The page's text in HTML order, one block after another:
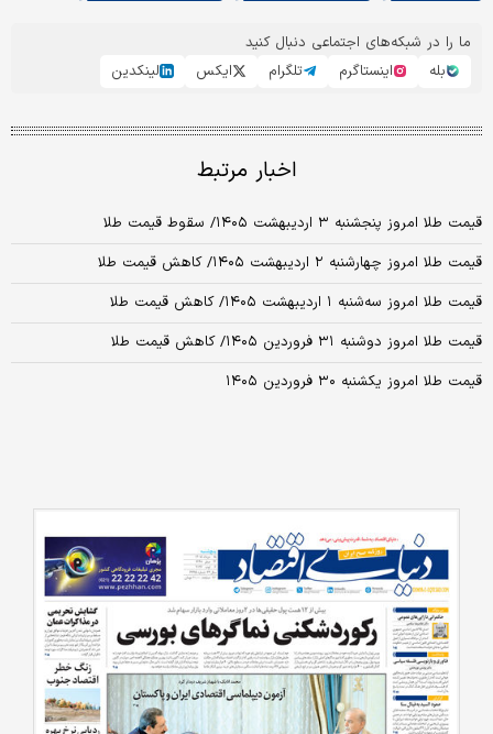
ما را در شبکه‌های اجتماعی دنبال کنید
بله
اینستاگرم تلگرام ایکس لینکدین
اخبار مرتبط
قیمت طلا امروز پنجشنبه ۳ اردیبهشت ۱۴۰۵/ سقوط قیمت طلا
قیمت طلا امروز چهارشنبه ۲ اردیبهشت ۱۴۰۵/ کاهش قیمت طلا
قیمت طلا امروز سه‌شنبه ۱ اردیبهشت ۱۴۰۵/ کاهش قیمت طلا
قیمت طلا امروز دوشنبه ۳۱ فروردین ۱۴۰۵/ کاهش قیمت طلا
قیمت طلا امروز یکشنبه ۳۰ فروردین ۱۴۰۵